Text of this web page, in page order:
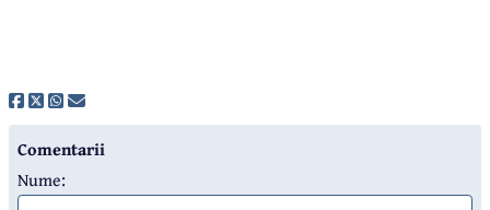
Comentarii
Nume: